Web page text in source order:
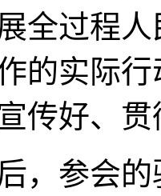
全过程
的实际
传好、
参会的